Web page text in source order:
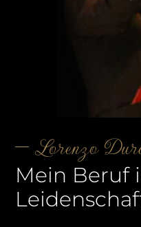
Lorenzo
Mein Beruf